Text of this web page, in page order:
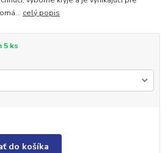
celý popis
5 ks
do košíka